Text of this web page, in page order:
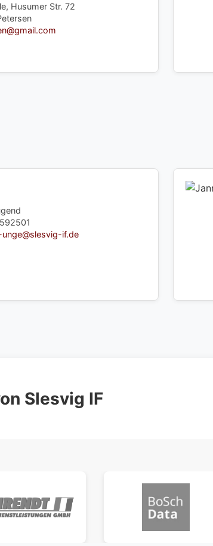
Husumer Str. 72
if.de
Slesvig IF